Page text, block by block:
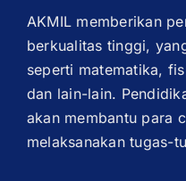
AKMIL memberikan
berkualitas tinggi,
seperti matematika,
dan lain-lain.
akan membantu para
melaksanakan tugas-